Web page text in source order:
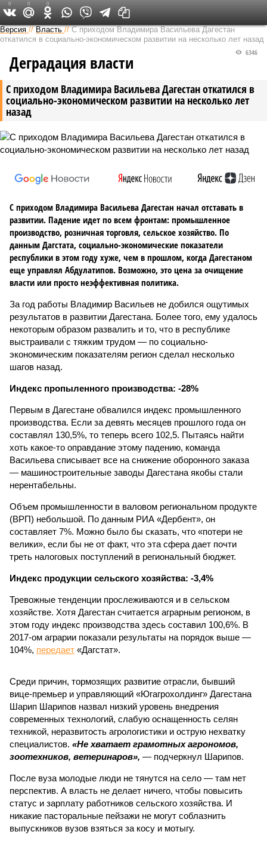
Версия на Кавказе
Версия //Власть //С приходом Владимира Васильева Дагестан
откатился в социально-экономическом развитии на несколько лет назад
С приходом Владимира Васильева Дагестан откатился в
социально-экономическом развитии на несколько лет
назад
6346
Деградация власти
С приходом Владимира Васильева Дагестан начал отставать в
развитии. Падение идет по всем фронтам: промышленное
производство, розничная торговля, сельское хозяйство. По
данным Дагстата, социально-экономические показатели
республики в этом году хуже, чем в прошлом, когда Дагестаном
еще управлял Абдулатипов. Возможно, это цена за очищение
власти или просто неэффективная политика.
За год работы Владимир Васильев не добился ощутимых
результатов в развитии Дагестана. Более того, ему удалось
некоторым образом развалить и то, что в республике
выстраивали с тяжким трудом — по социально-
экономическим показателям регион сделал несколько
шагов назад.
Индекс пропыленного производства: -28%
Первым в Дагестане обвалился индекс промышленного
производства. Если за девять месяцев прошлого года он
составлял 130,5%, то теперь всего 102,5. Пытаясь найти
хоть какое-то оправдание этому падению, команда
Васильева списывает все на снижение оборонного заказа
— машиностроительные заводы Дагестана якобы стали
нерентабельны.
Объем промышленности в валовом региональном продукте
(ВРП) небольшой. По данным РИА «Дербент», он
составляет 7%. Можно было бы сказать, что «потери не
велики», если бы не от факт, что эта сфера дает почти
треть налоговых поступлений в региональный бюджет.
Индекс продукции сельского хозяйства: -3,4%
Тревожные тенденции прослеживаются и в сельском
хозяйстве. Хотя Дагестан считается аграрным регионом, в
этом году индекс производства здесь составил 100,6%. В
2017-ом аграрии показали результаты на порядок выше —
104%, передает «Дагстат».
Среди причин, тормозящих развитие отрасли, бывший
вице-премьер и управляющий «Югагрохолдинг» Дагестана
Шарип Шарипов назвал низкий уровень внедрения
современных технологий, слабую оснащенность селян
техникой, неразвитость агрологистики и острую нехватку
специалистов. «Не хватает грамотных агрономов,
зоотехников, ветеринаров», — подчеркнул Шарипов.
После вуза молодые люди не тянутся на село — там нет
перспектив. А власть не делает ничего, чтобы повысить
статус и зарплату работников сельского хозяйства. И
никакие пасторальные пейзажи не могут соблазнить
выпускников вузов взяться за косу и мотыгу.
0 0 0